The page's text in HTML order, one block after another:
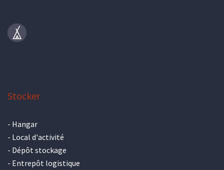
Stocker
- Hangar
- Local d'activité
- Dépôt stockage
- Entrepôt logistique